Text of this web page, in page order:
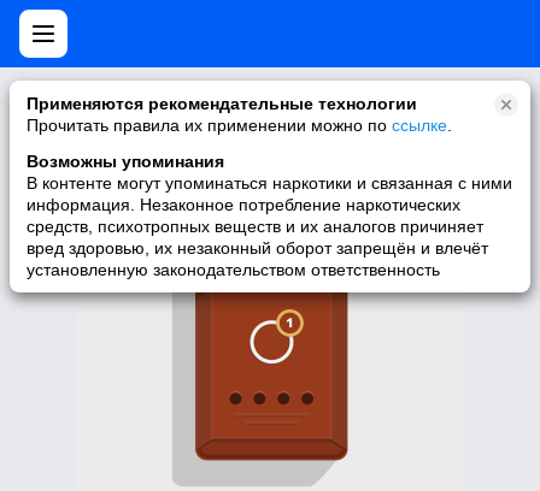
Применяются рекомендательные технологии
Прочитать правила их применении можно по ссылке
Возможны упоминания
В контенте могут упоминаться наркотики и связанная с ними
информация. Незаконное потребление наркотических
средств, психотропных веществ и их аналогов причиняет
вред здоровью, их незаконный оборот запрещён и влечёт
установленную законодательством ответственность
Нет мобильной версии
У запрашиваемой вами страницы нет версии для мобильных
версию Моего Мира.
Перейти на полную версию